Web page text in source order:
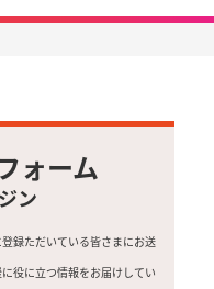
ォーム
ン
録ただいている皆さまにお送
役に立つ情報をお届けしてい